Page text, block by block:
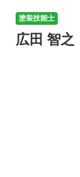
塗装技能士
広田 智之